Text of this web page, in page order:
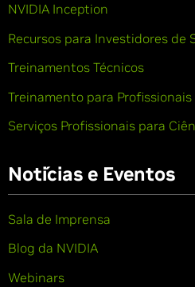
NVIDIA Inception
Recursos para Investidores de
Treinamentos Técnicos
Treinamento para Profissionais
Serviços Profissionais para
Notícias e Eventos
Sala de Imprensa
Blog da NVIDIA
Webinars